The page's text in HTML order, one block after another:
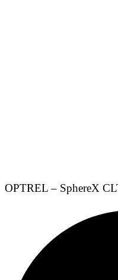
OPTREL – SphereX